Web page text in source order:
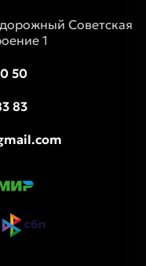
Советская
1
50
83